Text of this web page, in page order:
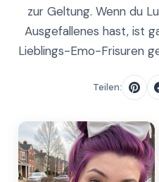
zur Geltung. Wenn du
Ausgefallenes hast, ist
Lieblings-Emo-Frisuren
Teilen: